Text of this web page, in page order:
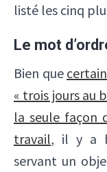
listé les cinq
Le mot
Bien que
« trois jours au
la seule façon
travail, il y a
servant un